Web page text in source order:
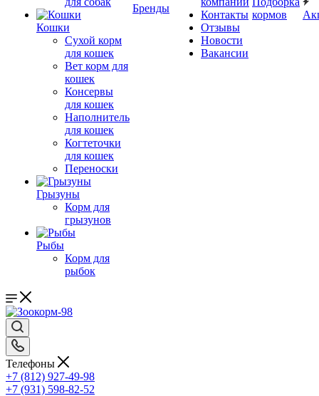
Кошки
Сухой корм
для кошек
Вет корм для
кошек
Консервы
для кошек
Наполнитель
для кошек
Когтеточки
для кошек
Переноски
Грызуны
Корм для
грызунов
Рыбы
Корм для
рыбок
Бренды
Контакты
Отзывы
Новости
Вакансии
кормов
Телефоны
+7 (812) 927-49-98
+7 (931) 598-82-52